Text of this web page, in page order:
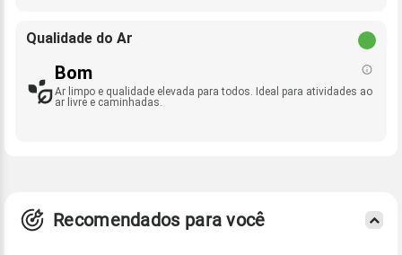
Qualidade do Ar
Bom
Ar limpo e qualidade elevada para todos. Ideal para atividades ao
ar livre e caminhadas.
Recomendados para você